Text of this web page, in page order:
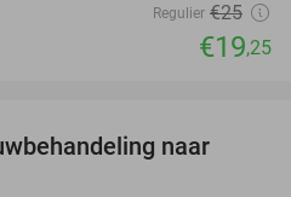
Regulier €25
€19,25
naar